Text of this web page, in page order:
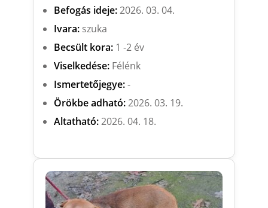
Befogás ideje:2026. 03. 04.
Ivara:szuka
Becsült kora:1 -2 év
Viselkedése:Félénk
Ismertetőjegye:-
Örökbe adható:2026. 03. 19.
Altatható:2026. 04. 18.